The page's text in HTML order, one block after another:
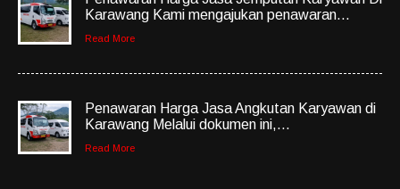
Karawang Kami mengajukan penawaran...
Read More
Penawaran Harga Jasa Angkutan Karyawan di
Karawang Melalui dokumen ini,...
Read More